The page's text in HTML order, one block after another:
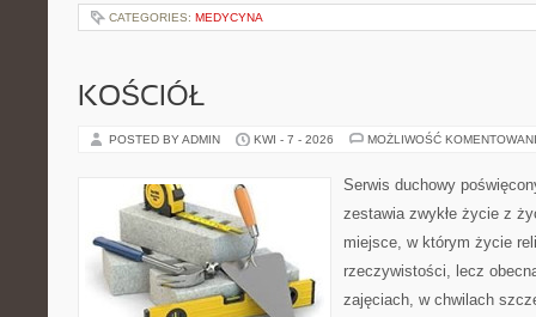
CATEGORIES: MEDYCYNA
KOŚCIÓŁ
POSTED BY ADMIN KWI - 7 - 2026 MOŻLIWOŚĆ
Serwis duchowy
zestawia zwykłe życie z
miejsce, w którym życie
rzeczywistości, lecz
zajęciach, w chwilach